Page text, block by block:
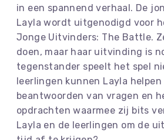
in een spannend verhaal. De
Layla wordt uitgenodigd voor
Jonge Uitvinders: The Battle.
doen, maar haar uitvinding is
tegenstander speelt het spel
leerlingen kunnen Layla
beantwoorden van vragen en
opdrachten waarmee zij bits
Layla en de leerlingen om de